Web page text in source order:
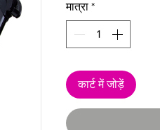
मात्रा *
कार्ट में जोड़ें